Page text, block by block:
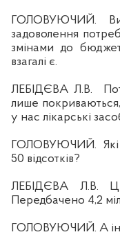
ГОЛОВУЮЧИЙ.
задоволення
змінами до
взагалі є.
ЛЕБІДЄВА Л.В.
лише
у нас лікарські
ГОЛОВУЮЧИЙ.
50 відсотків?
ЛЕБІ ДЄВА Л.В. Це
Передбачено 4,2
ГОЛОВУЮЧИЙ. А